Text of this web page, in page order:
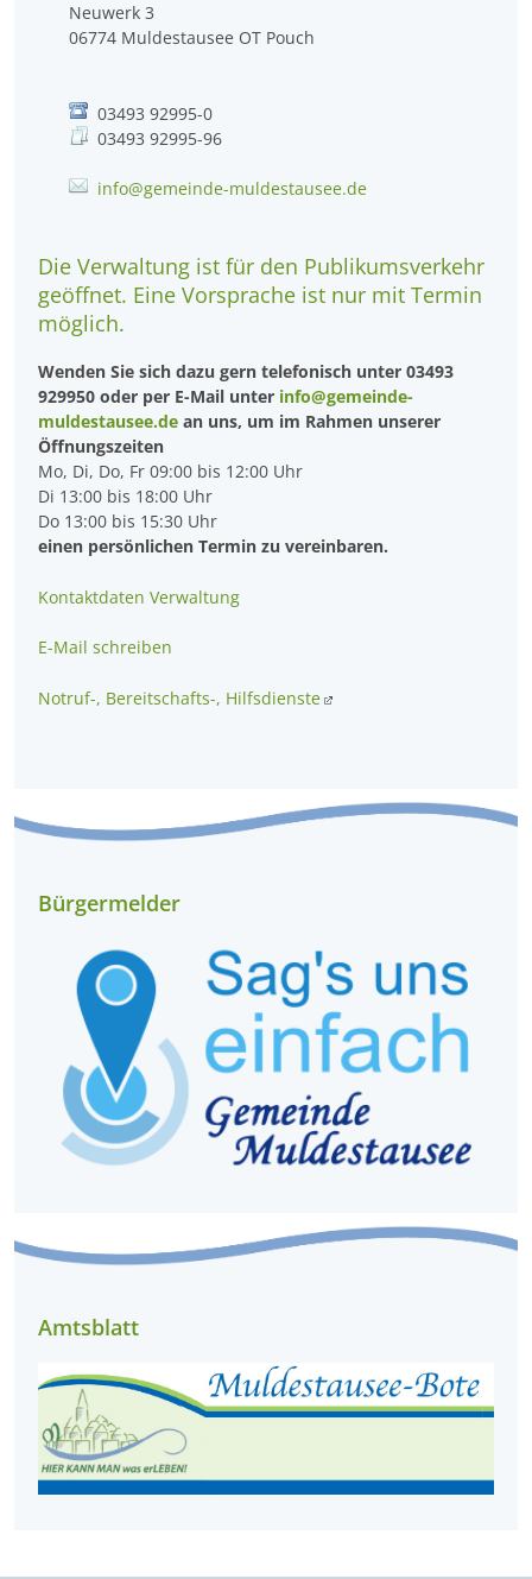
Neuwerk 3
06774 Muldestausee OT Pouch
03493 92995-0
03493 92995-96
info@gemeinde-muldestausee.de
Die Verwaltung ist für den Publikumsverkehr
geöffnet. Eine Vorsprache ist nur mit Termin
möglich.
Wenden Sie sich dazu gern telefonisch unter 03493
929950 oder per E-Mail unter info@gemeinde-
muldestausee.de an uns, um im Rahmen unserer
Öffnungszeiten
Mo, Di, Do, Fr 09:00 bis 12:00 Uhr
Di 13:00 bis 18:00 Uhr
Do 13:00 bis 15:30 Uhr
einen persönlichen Termin zu vereinbaren.
Kontaktdaten Verwaltung
E-Mail schreiben
Notruf-, Bereitschafts-, Hilfsdienste
Bürgermelder
Amtsblatt